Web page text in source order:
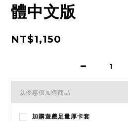
體中文版
NT$1,150
以優惠價加購商品
加購遊戲足量厚卡套